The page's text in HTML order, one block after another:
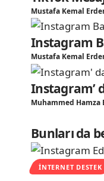
Mustafa Kemal
Instagram
Mustafa Kemal
Instagram’
Muhammed Hamza
Bunları da
İNTERNET DESTEK